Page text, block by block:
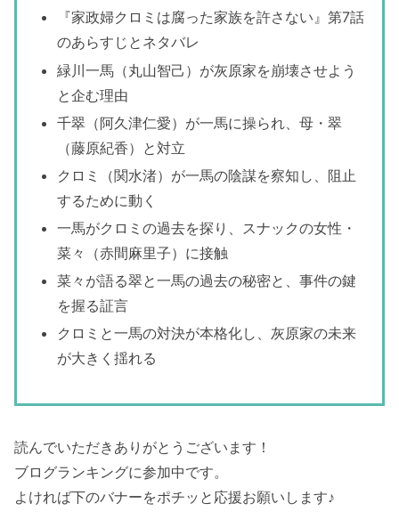
『家政婦クロミは腐った家族を許さない』第7話
のあらすじとネタバレ
緑川一馬（丸山智己）が灰原家を崩壊させよう
と企む理由
千翠（阿久津仁愛）が一馬に操られ、母・翠
（藤原紀香）と対立
クロミ（関水渚）が一馬の陰謀を察知し、阻止
するために動く
一馬がクロミの過去を探り、スナックの女性・
菜々（赤間麻里子）に接触
菜々が語る翠と一馬の過去の秘密と、事件の鍵
を握る証言
クロミと一馬の対決が本格化し、灰原家の未来
が大きく揺れる
読んでいただきありがとうございます！
ブログランキングに参加中です。
よければ下のバナーをポチッと応援お願いします♪